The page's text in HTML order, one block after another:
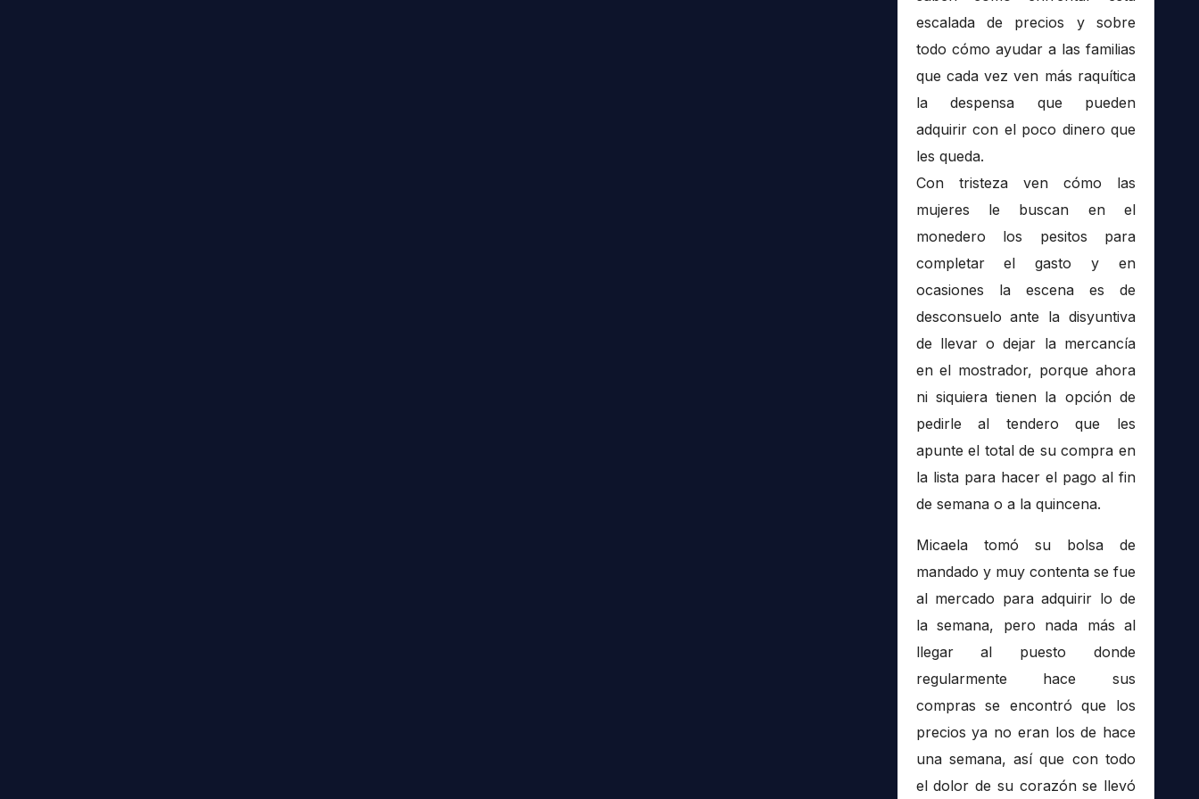
escalada de precios y sobre
todo cómo ayudar a las familias
que cada vez ven más raquítica
la despensa que pueden
adquirir con el poco dinero que
les queda.
Con tristeza ven cómo las
mujeres le buscan en el
monedero los pesitos para
completar el gasto y en
ocasiones la escena es de
desconsuelo ante la disyuntiva
de llevar o dejar la mercancía
en el mostrador, porque ahora
ni siquiera tienen la opción de
pedirle al tendero que les
apunte el total de su compra en
la lista para hacer el pago al fin
de semana o a la quincena.
Micaela tomó su bolsa de
mandado y muy contenta se fue
al mercado para adquirir lo de
la semana, pero nada más al
llegar al puesto donde
regularmente hace sus
compras se encontró que los
precios ya no eran los de hace
una semana, así que con todo
el dolor de su corazón se llevó